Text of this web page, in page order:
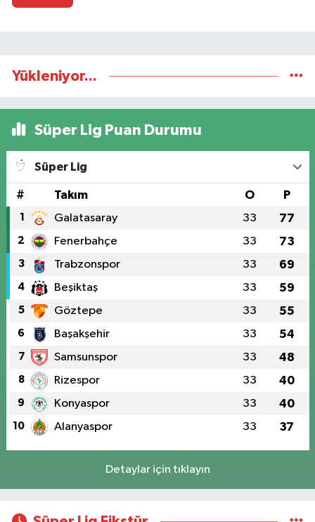
Yükleniyor...
Süper Lig Puan Durumu
Süper Lig
# Takım O P
1 Galatasaray 33 77
2 Fenerbahçe 33 73
3 Trabzonspor 33 69
4 Beşiktaş 33 59
5 Göztepe 33 55
6 Başakşehir 33 54
7 Samsunspor 33 48
8 Rizespor 33 40
9 Konyaspor 33 40
10 Alanyaspor 33 37
Detaylar için tıklayın